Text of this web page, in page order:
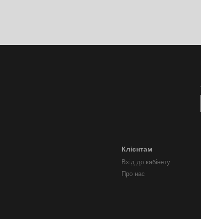
Клієнтам
Вхід до кабінету
Про нас